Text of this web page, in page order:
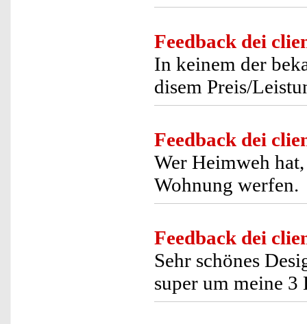
Feedback dei
In keinem der
disem Preis/
Feedback dei
Wer Heimweh
Wohnung werfen.
Feedback dei
Sehr schönes
super um meine 3